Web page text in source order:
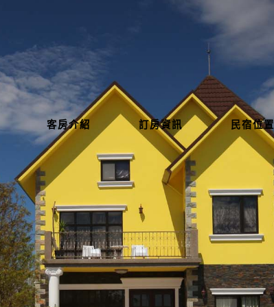
客房介紹 訂房資訊 民宿位置